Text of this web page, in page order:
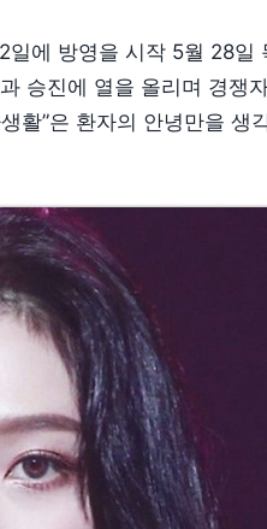
에 방영을 시작 5월 28일
승진에 열을 올리며 경쟁
활”은 환자의 안녕만을 생